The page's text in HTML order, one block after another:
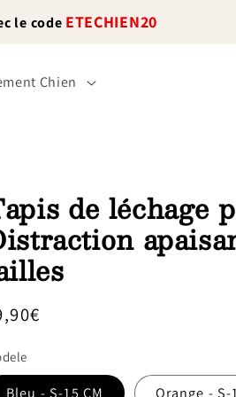
le code ETECHIEN20
Chien
de léchage
Bleu - S-15 CM Orange - S-